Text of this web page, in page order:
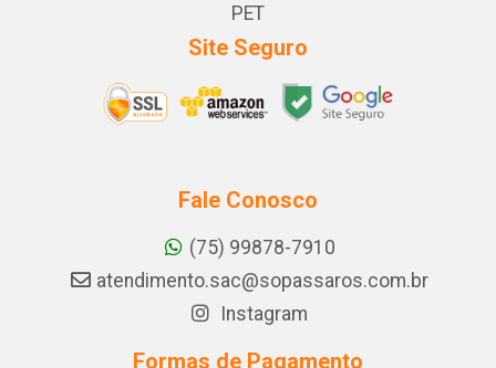
PET
Site Seguro
Fale Conosco
(75) 99878-7910
atendimento.sac@sopassaros.com.br
Instagram
Formas de Pagamento